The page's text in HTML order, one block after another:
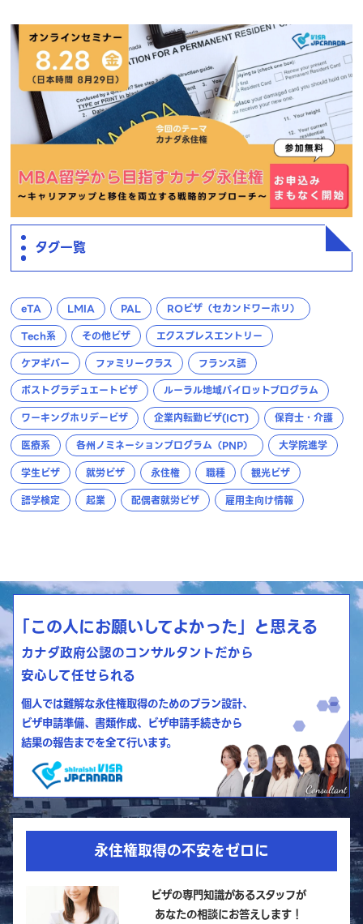
タグ一覧
eTA LMIA PAL
ROビザ（セカンドワーホリ）
Tech系
その他ビザ
エクスプレスエントリー
ケアギバー
ファミリークラス
フランス語
ポストグラデュエートビザ
ルーラル地域パイロットプログラム
ワーキングホリデービザ
企業内転勤ビザ(ICT)
保育士・介護
医療系
各州ノミネーションプログラム（PNP）
大学院進学
学生ビザ
就労ビザ 永住権 職種
観光ビザ
語学検定
起業 配偶者就労ビザ 雇用主向け情報
「この人にお願いしてよかった」と思える
カナダ政府公認のコンサルタントだから
安心して任せられる
個人では難解な永住権取得のためのプラン設計、
ビザ申請準備、書類作成、ビザ申請手続きから
結果の報告までを全て行います。
永住権取得の不安をゼロに
ビザの専門知識があるスタッフが
あなたの相談にお答えします！